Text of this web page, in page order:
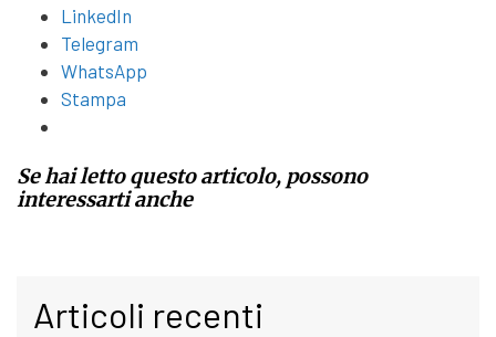
LinkedIn
Telegram
WhatsApp
Stampa
Se hai letto questo articolo, possono
interessarti anche
Articoli recenti